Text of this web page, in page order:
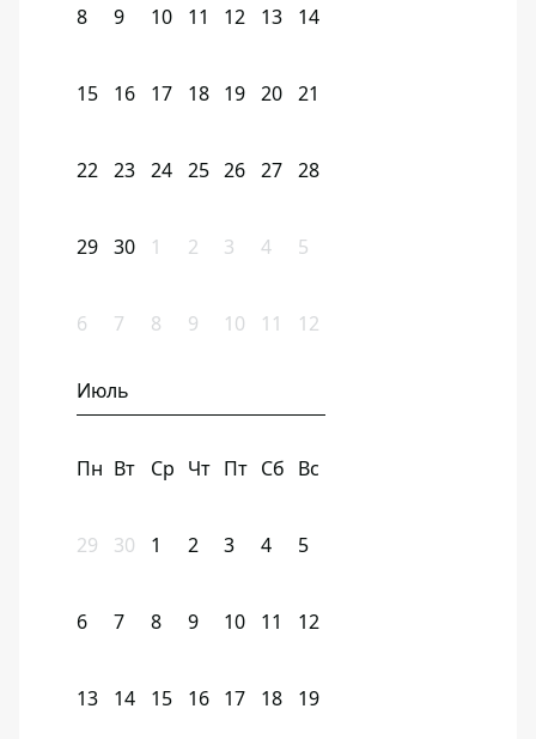
8 9 10 11 12 13 14
15 16 17 18 19 20 21
22 23 24 25 26 27 28
29 30 1 2 3 4 5
6 7 8 9 10 11 12
Июль
Пн Вт Ср Чт Пт Сб Вс
29 30 1 2 3 4 5
6 7 8 9 10 11 12
13 14 15 16 17 18 19